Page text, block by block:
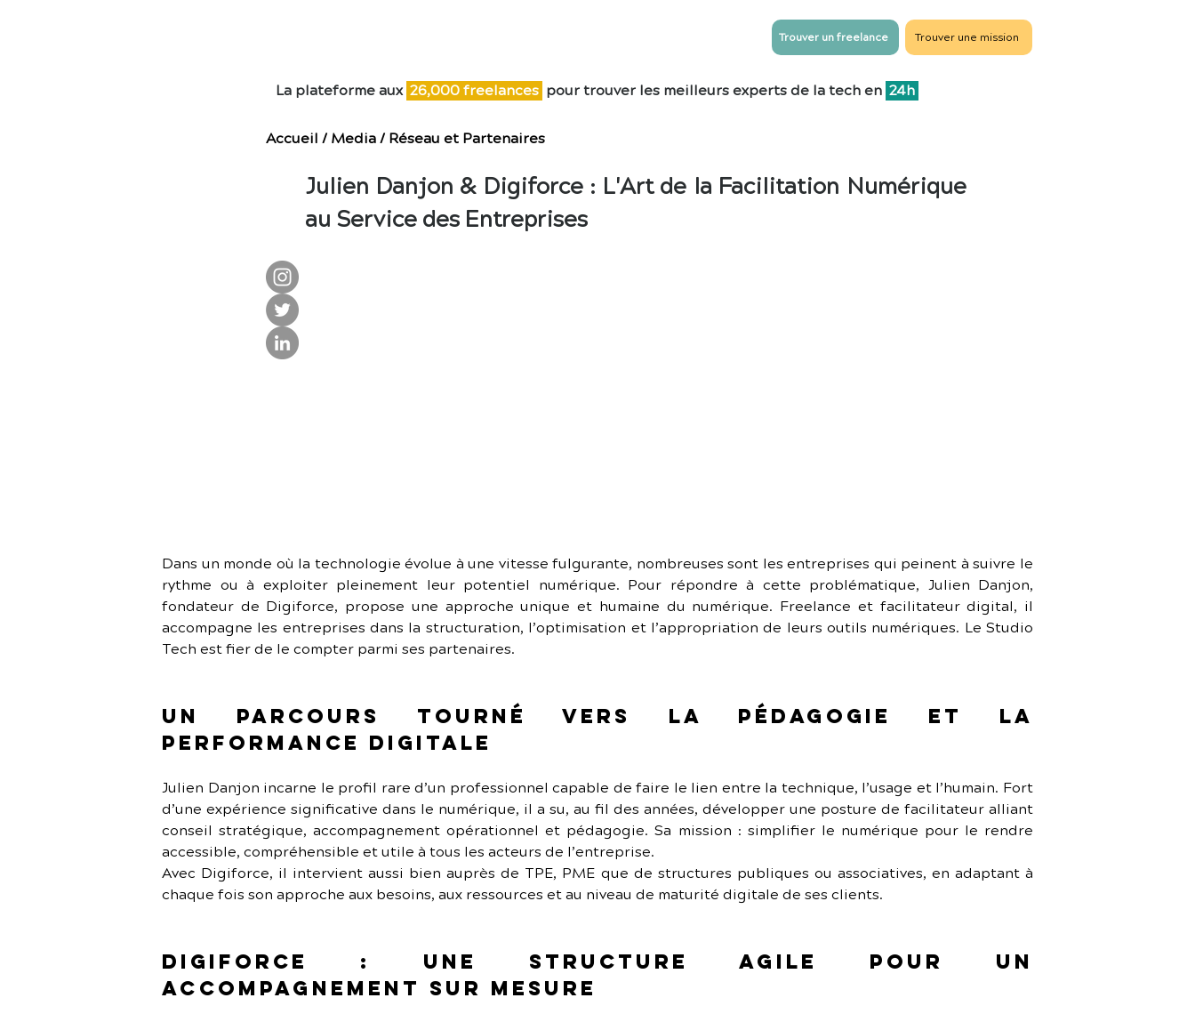
Trouver un freelance Trouver une mission
La plateforme aux 26,000 freelances pour trouver les meilleurs experts de la tech en 24h
Accueil / Media/ Réseau et Partenaires
Julien Danjon & Digiforce : L'Art de la Facilitation Numérique
au Service des Entreprises
Dans un monde où la technologie évolue à une vitesse fulgurante, nombreuses sont les entreprises qui peinent à suivre le
rythme ou à exploiter pleinement leur potentiel numérique. Pour répondre à cette problématique, Julien Danjon,
fondateur de Digiforce, propose une approche unique et humaine du numérique. Freelance et facilitateur digital, il
accompagne les entreprises dans la structuration, l’optimisation et l’appropriation de leurs outils numériques. Le Studio
Tech est fier de le compter parmi ses partenaires.
Un parcours tourné vers la pédagogie et la
performance digitale
Julien Danjon incarne le profil rare d’un professionnel capable de faire le lien entre la technique, l’usage et l’humain. Fort
d’une expérience significative dans le numérique, il a su, au fil des années, développer une posture de facilitateur alliant
conseil stratégique, accompagnement opérationnel et pédagogie. Sa mission : simplifier le numérique pour le rendre
accessible, compréhensible et utile à tous les acteurs de l’entreprise.
Avec Digiforce, il intervient aussi bien auprès de TPE, PME que de structures publiques ou associatives, en adaptant à
chaque fois son approche aux besoins, aux ressources et au niveau de maturité digitale de ses clients.
Digiforce : une structure agile pour un
accompagnement sur mesure